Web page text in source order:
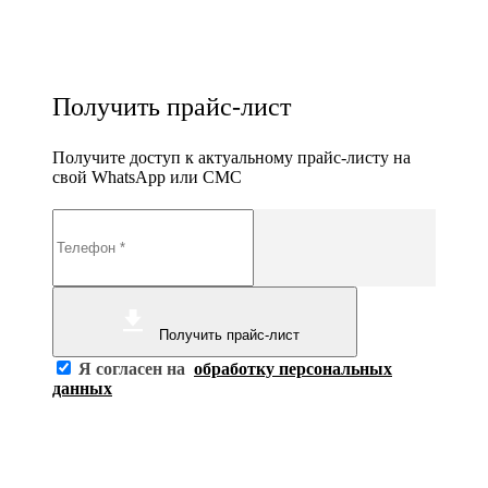
Получить прайс-лист
Получите доступ к актуальному прайс-листу на
свой WhatsApp или СМС
Получить прайс-лист
Я согласен на обработку персональных
данных